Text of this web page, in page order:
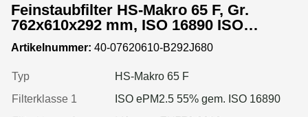
Feinstaubfilter HS-Makro 65 F, Gr.
762x610x292 mm, ISO 16890 ISO
ePM2.5 55%, Rahmen: Edelstahl 1.4301,
Dichtung: einseitig, geschäumt
Artikelnummer: 40-07620610-B292J680
Typ
HS-Makro 65 F
Filterklasse 1
ISO ePM2.5 55% gem. ISO 16890